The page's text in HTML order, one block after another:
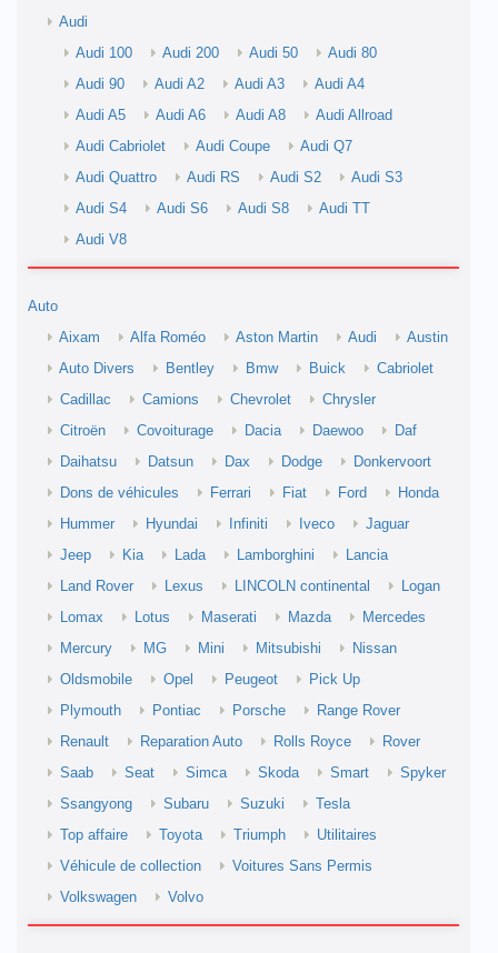
Audi
Audi 100
Audi 200 Audi 50
Audi 80
Audi 90
Audi A2 Audi A3
Audi A4
Audi A5
Audi A6 Audi A8
Audi Allroad
Audi Cabriolet
Audi Coupe
Audi Q7
Audi Quattro
Audi RS Audi S2
Audi S3
Audi S4
Audi S6 Audi S8
Audi TT
Audi V8
Auto
Aixam
Alfa Roméo Aston Martin Audi
Austin
Auto Divers
Bentley Bmw Buick
Cabriolet
Cadillac
Camions Chevrolet
Chrysler
Citroën
Covoiturage Dacia Daewoo
Daf
Daihatsu
Datsun Dax Dodge
Donkervoort
Dons de véhicules
Ferrari Fiat Ford
Honda
Hummer
Hyundai Infiniti Iveco
Jaguar
Jeep
Kia Lada Lamborghini
Lancia
Land Rover
Lexus LINCOLN continental
Logan
Lomax
Lotus Maserati Mazda
Mercedes
Mercury
MG Mini Mitsubishi
Nissan
Oldsmobile
Opel Peugeot
Pick Up
Plymouth
Pontiac Porsche
Range Rover
Renault
Reparation Auto Rolls Royce
Rover
Saab
Seat Simca Skoda Smart
Spyker
Ssangyong
Subaru Suzuki
Tesla
Top affaire
Toyota Triumph
Utilitaires
Véhicule de collection
Voitures Sans Permis
Volkswagen
Volvo